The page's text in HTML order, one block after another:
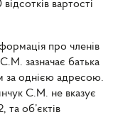
вартості
про членів
зазначає батька
за однією адресою.
С.М. не вказує
об’єктів